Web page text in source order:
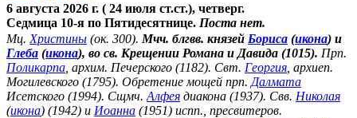
6 августа 2026 г. ( 24 июля ст.ст.), четверг.
Седмица 10-я по Пятидесятнице. Поста нет.
Мц. Христины (ок. 300). Мчч. блгвв. князей Бориса (икона) и
Глеба (икона), во св. Крещении Романа и Давида (1015). Прп.
Поликарпа , архим. Печерского (1182). Свт. Георгия , архиеп.
Могилевского (1795). Обретение мощей прп. Далмата
Исетского (1994). Сщмч. Алфея диакона (1937). Свв. Николая
(икона) (1942) и Иоанна (1951) испп., пресвитеров.